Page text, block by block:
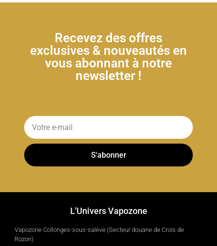
Recevez des offres
exclusives & nouveautés en
vous abonnant à notre
newsletter !
S'abonner
L'Univers Vapozone
Vapozone Collonges-sous-salève (Secteur douane de Crois de
Rozon)